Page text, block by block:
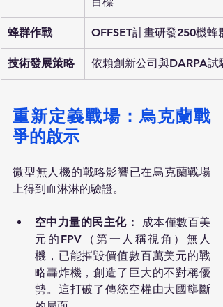
蜂群作戰 OFFSET計畫研發250機蜂
技術發展策略 依賴創新公司與DARPA試
重新定義戰場：烏克蘭戰
爭的啟示
微型無人機的戰略影響已在烏克蘭戰場
上得到血淋淋的驗證。
空中力量的民主化：
成本僅數百美
元的FPV（第一人稱視角）無人
機，已能摧毀價值數百萬美元的戰
略轟炸機，創造了巨大的不對稱優
勢。這打破了傳統空權由大國壟斷